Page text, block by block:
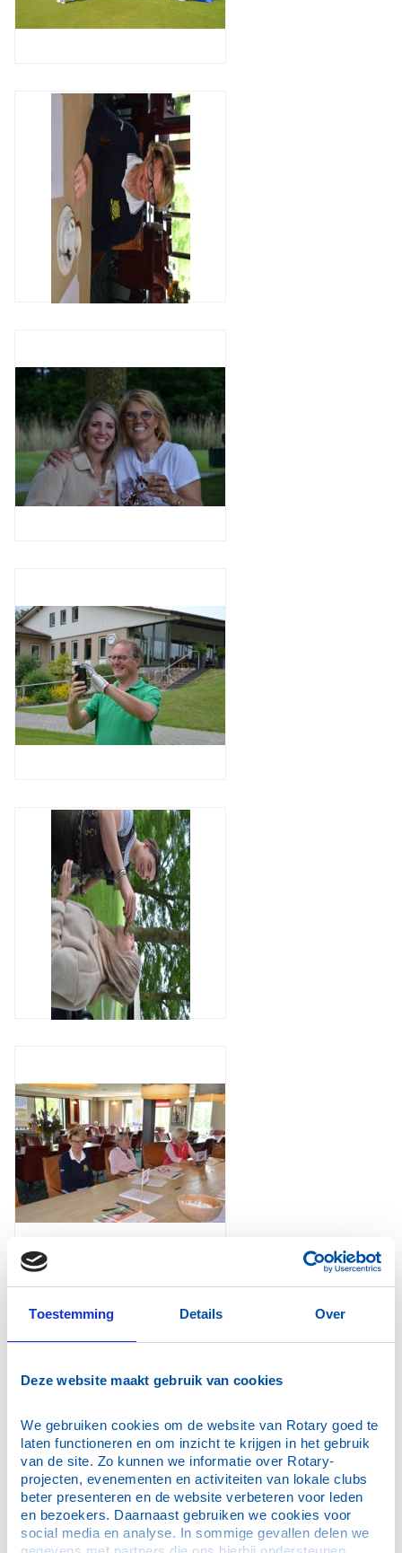
Toestemming Details Over
Deze website maakt gebruik van cookies
We gebruiken cookies om de website van Rotary goed te
laten functioneren en om inzicht te krijgen in het gebruik
van de site. Zo kunnen we informatie over Rotary-
projecten, evenementen en activiteiten van lokale clubs
beter presenteren en de website verbeteren voor leden
en bezoekers. Daarnaast gebruiken we cookies voor
social media en analyse. In sommige gevallen delen we